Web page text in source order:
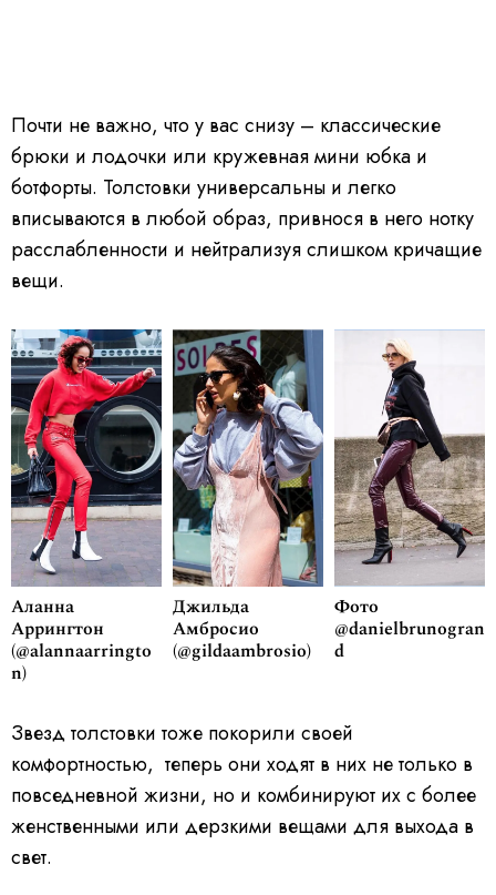
Почти не важно, что у вас снизу – классические
брюки и лодочки или кружевная мини юбка и
ботфорты. Толстовки универсальны и легко
вписываются в любой образ, привнося в него нотку
расслабленности и нейтрализуя слишком кричащие
вещи.
Аланна
Аррингтон
(@alannaarringto
n)
Джильда
Амбросио
(@gildaambrosio)
Фото
@danielbrunogran
d
Звезд толстовки тоже покорили своей
комфортностью, теперь они ходят в них не только в
повседневной жизни, но и комбинируют их с более
женственными или дерзкими вещами для выхода в
свет.